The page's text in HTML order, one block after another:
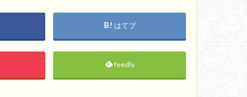
はてブ
feedly